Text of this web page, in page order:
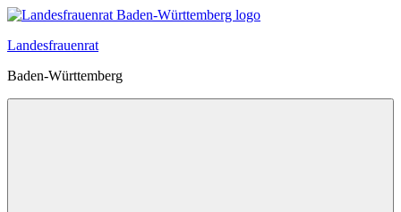
Zum
springen
Landesfrauenrat
Baden-Württemberg